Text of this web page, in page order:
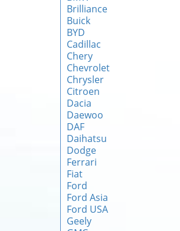
Brilliance
Buick
BYD
Cadillac
Chery
Chevrolet
Chrysler
Citroen
Dacia
Daewoo
DAF
Daihatsu
Dodge
Ferrari
Fiat
Ford
Ford Asia
Ford USA
Geely